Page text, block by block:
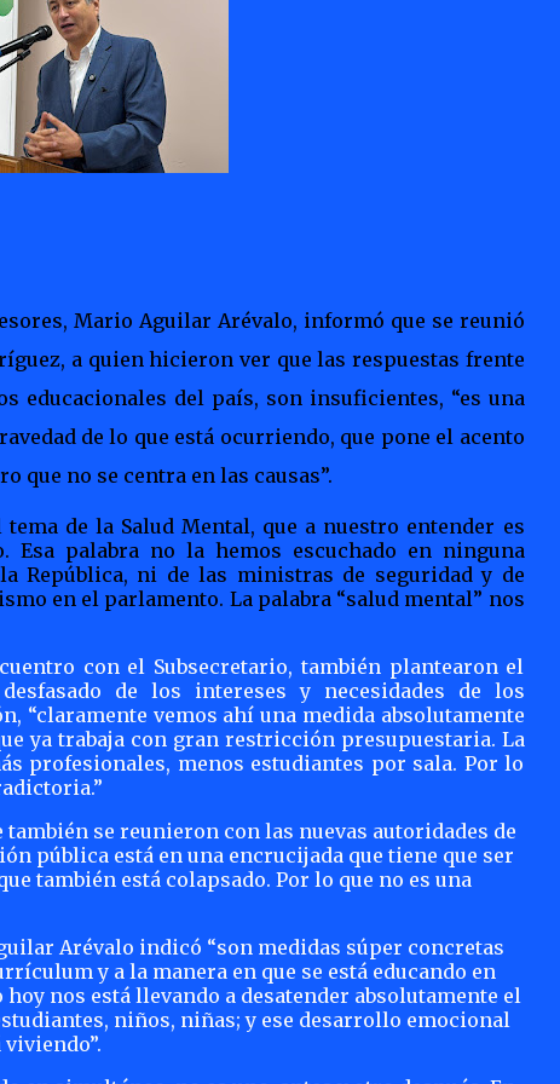
Mario Aguilar Arévalo, informó que se reunió
a quien hicieron ver que las respuestas frente
educacionales del país, son insuficientes, “es una
de lo que está ocurriendo, que pone el acento
que no se centra en las causas”.
de la Salud Mental, que a nuestro entender es
Esa palabra no la hemos escuchado en ninguna
República, ni de las ministras de seguridad y de
en el parlamento. La palabra “salud mental” nos
con el Subsecretario, también plantearon el
de los intereses y necesidades de los
“claramente vemos ahí una medida absolutamente
ya trabaja con gran restricción presupuestaria. La
profesionales, menos estudiantes por sala. Por lo
se reunieron con las nuevas autoridades de
pública está en una encrucijada que tiene que ser
también está colapsado. Por lo que no es una
Arévalo indicó “son medidas súper concretas
y a la manera en que se está educando en
nos está llevando a desatender absolutamente el
niños, niñas; y ese desarrollo emocional